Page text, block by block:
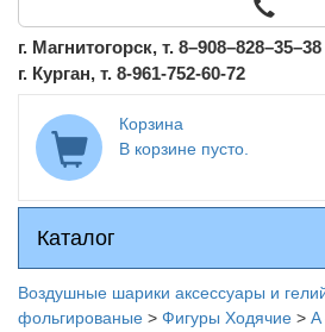
г. Магнитогорск, т. 8–908–828–35–38
г. Курган, т. 8-961-752-60-72
Корзина
В корзине пусто.
Каталог
Каталог
Воздушные шарики аксессуары и
фольгированые > Фигуры Ходячие > A